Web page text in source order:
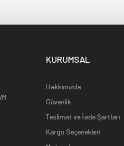
KURUMSAL
Hakkımızda
Güvenlik
Teslimat ve İade Şartları
Kargo Seçenekleri